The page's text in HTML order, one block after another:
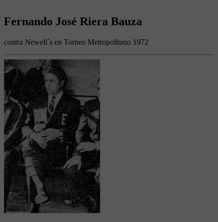
Fernando José Riera Bauza
contra Newell´s en Torneo Metropolitano 1972